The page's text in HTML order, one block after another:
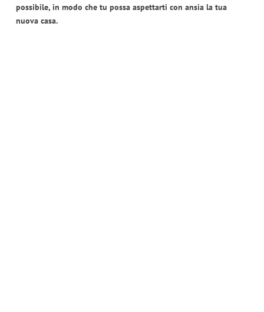
possibile, in modo che tu possa aspettarti con ansia la tua
nuova casa.